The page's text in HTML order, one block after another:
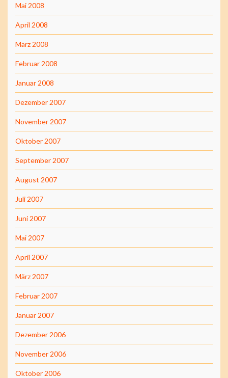
Mai 2008
April 2008
März 2008
Februar 2008
Januar 2008
Dezember 2007
November 2007
Oktober 2007
September 2007
August 2007
Juli 2007
Juni 2007
Mai 2007
April 2007
März 2007
Februar 2007
Januar 2007
Dezember 2006
November 2006
Oktober 2006